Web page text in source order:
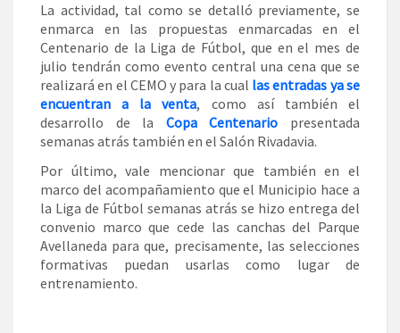
La actividad, tal como se detalló previamente, se
enmarca en las propuestas enmarcadas en el
Centenario de la Liga de Fútbol, que en el mes de
julio tendrán como evento central una cena que se
realizará en el CEMO y para la cual las entradas ya se
encuentran a la venta, como así también el
desarrollo de la Copa Centenario presentada
semanas atrás también en el Salón Rivadavia.
Por último, vale mencionar que también en el
marco del acompañamiento que el Municipio hace a
la Liga de Fútbol semanas atrás se hizo entrega del
convenio marco que cede las canchas del Parque
Avellaneda para que, precisamente, las selecciones
formativas puedan usarlas como lugar de
entrenamiento.